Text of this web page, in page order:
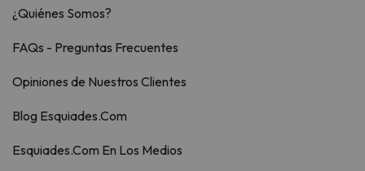
¿Quiénes Somos?
FAQs - Preguntas Frecuentes
Opiniones de Nuestros Clientes
Blog Esquiades.Com
Esquiades.Com En Los Medios